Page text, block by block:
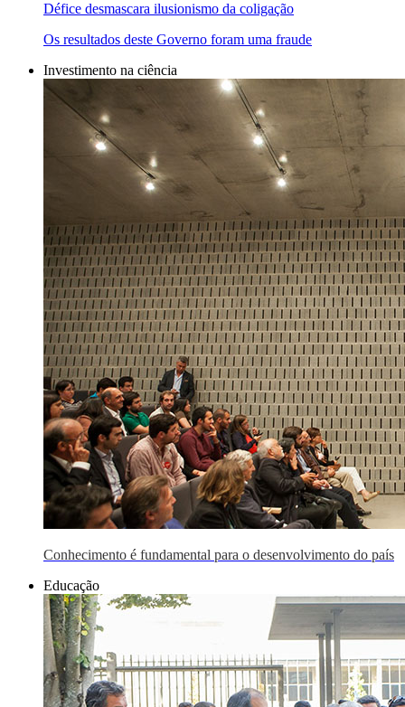
Défice desmascara ilusionismo da coligação
Os resultados deste Governo foram uma fraude
Investimento na ciência
Conhecimento é fundamental para o desenvolvimento do país
Educação